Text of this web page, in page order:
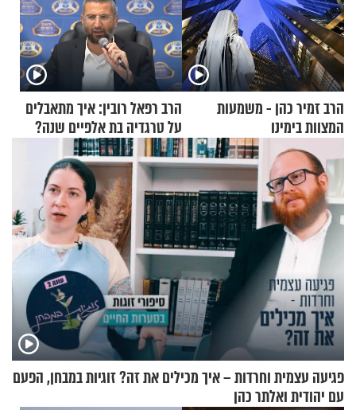
הרב זמיר כהן - משמעות
המצוות בימינו
הרב רפאל רובין: איך מתאבלים
על טרגדיה בת אלפיים שנה?
פגיעה עצמית וחרדות – איך מכילים את זה? זוגיות במבחן, הפעם
עם יהודית ואלתר כהן